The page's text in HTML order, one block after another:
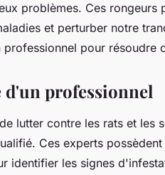
problèmes. Ces rongeurs
et perturber notre
pour résoudre
d'un professionnel
lutter contre les rats et les
Ces experts
identifier les signes